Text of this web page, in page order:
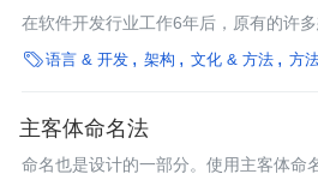
在软件开发行业工作6年后，原有的许多
些保持不变的旧观点。
语言 & 开发 架构 文化 & 方法 方
主客体命名法
命名也是设计的一部分。使用主客体命